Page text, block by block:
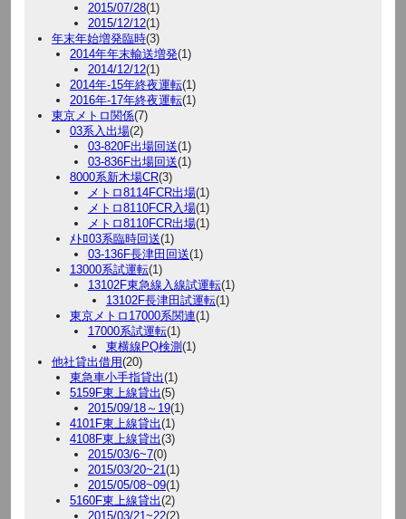
2015/07/28(1)
2015/12/12(1)
年末年始増発臨時(3)
2014年年末輸送増発(1)
2014/12/12(1)
2014年-15年終夜運転(1)
2016年-17年終夜運転(1)
東京メトロ関係(7)
03系入出場(2)
03-820F出場回送(1)
03-836F出場回送(1)
8000系新木場CR(3)
メトロ8114FCR出場(1)
メトロ8110FCR入場(1)
メトロ8110FCR出場(1)
ﾒﾄﾛ03系臨時回送(1)
03-136F長津田回送(1)
13000系試運転(1)
13102F東急線入線試運転(1)
13102F長津田試運転(1)
東京メトロ17000系関連(1)
17000系試運転(1)
東横線PQ検測 (1)
他社貸出借用(20)
東急車小手指貸出(1)
5159F東上線貸出(5)
2015/09/18～19(1)
4101F東上線貸出(1)
4108F東上線貸出(3)
2015/03/6~7(0)
2015/03/20~21 (1)
2015/05/08~09(1)
5160F東上線貸出(2)
2015/03/21~22(2)